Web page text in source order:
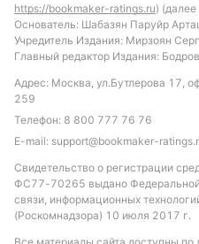
https://bookmaker-ratings.ru)
Основатель: Шабазян Паруйр
Учредитель Издания: Мирзоян
Главный редактор Издания:
Адрес: Москва, ул.Бутлерова 17,
259
Телефон: 8 800 777 76 76
E-mail: support@bookmaker-
Свидетельство о регистрации
ФС77-70265 выдано
связи, информационных
(Роскомнадзора) 10 июля 2017 г.